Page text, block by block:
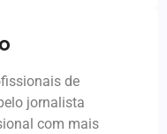
de
jornalista
com mais